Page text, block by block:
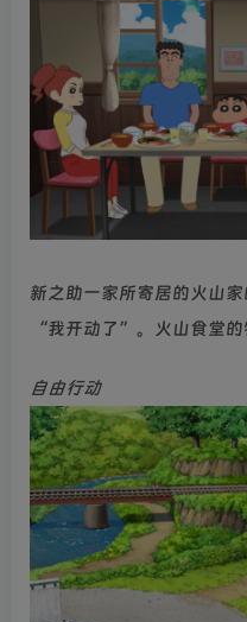
新之助一家所寄居的火山
“我开动了”。火山食堂的
自由行动